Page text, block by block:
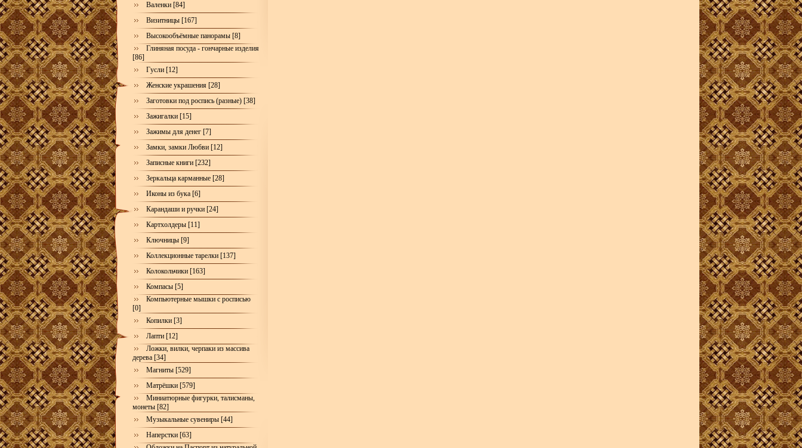
Валенки [84]
Визитницы [167]
Высокообъёмные панорамы [8]
Глиняная посуда - гончарные изделия
[86]
Гусли [12]
Женские украшения [28]
Заготовки под роспись (разные) [38]
Зажигалки [15]
Зажимы для денег [7]
Замки, замки Любви [12]
Записные книги [232]
Зеркальца карманные [28]
Иконы из бука [6]
Карандаши и ручки [24]
Картхолдеры [11]
Ключницы [9]
Коллекционные тарелки [137]
Колокольчики [163]
Компасы [5]
Компьютерные мышки с росписью
[0]
Копилки [3]
Лапти [12]
Ложки, вилки, черпаки из массива
дерева [34]
Магниты [529]
Матрёшки [579]
Миниатюрные фигурки, талисманы,
монеты [82]
Музыкальные сувениры [44]
Наперстки [63]